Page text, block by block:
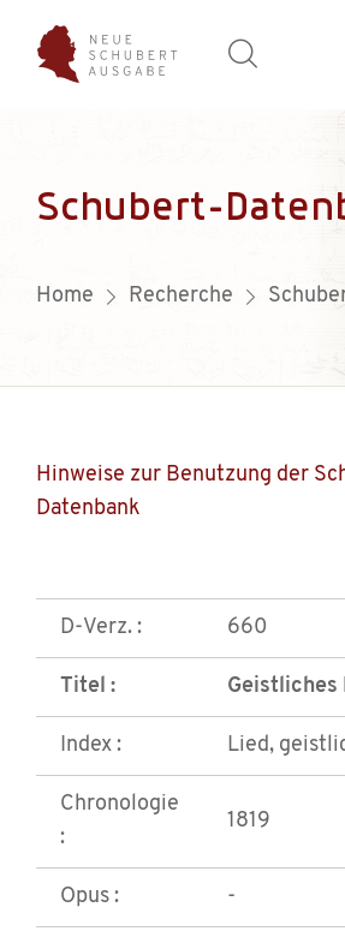
Schubert-
Home Recherche
Hinweise zur Benutzung der
Datenbank
D-Verz. : 660
Titel : Geistliches
Index : Lied,
Chronologie
:
1819
Opus : -